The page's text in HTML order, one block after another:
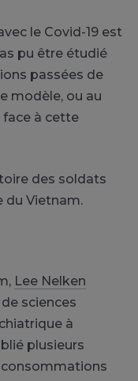
le Covid-19 est
pu être étudié
passées de
modèle, ou au
face à cette
des soldats
du Vietnam.
Lee Nelken
sciences
à
plusieurs